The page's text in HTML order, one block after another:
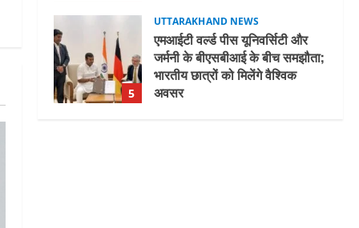
5
UTTARAKHAND NEWS
एमआईटी वर्ल्ड पीस यूनिवर्सिटी और
जर्मनी के बीएसबीआई के बीच समझौता;
भारतीय छात्रों को मिलेंगे वैश्विक
अवसर